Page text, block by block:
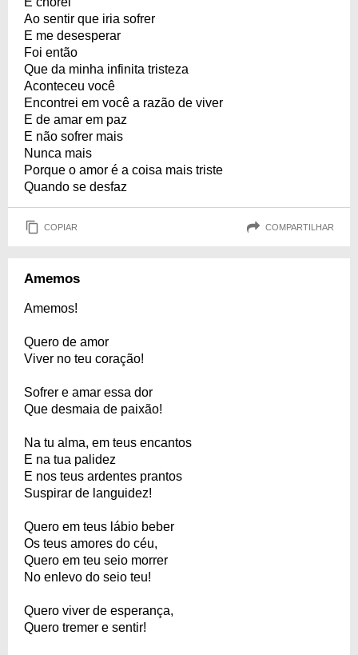
Ao sentir que iria sofrer
E me desesperar
Foi então
Que da minha infinita tristeza
Aconteceu você
Encontrei em você a razão de viver
E de amar em paz
E não sofrer mais
Nunca mais
Porque o amor é a coisa mais triste
Quando se desfaz
COPIAR COMPARTILHAR
Amemos
Amemos!
Quero de amor
Viver no teu coração!
Sofrer e amar essa dor
Que desmaia de paixão!
Na tu alma, em teus encantos
E na tua palidez
E nos teus ardentes prantos
Suspirar de languidez!
Quero em teus lábio beber
Os teus amores do céu,
Quero em teu seio morrer
No enlevo do seio teu!
Quero viver de esperança,
Quero tremer e sentir!